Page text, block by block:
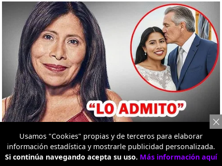
Usamos "Cookies" propias y de terceros para elaborar
información estadística y mostrarle publicidad personalizada.
Si continúa navegando acepta su uso. Más información aquí